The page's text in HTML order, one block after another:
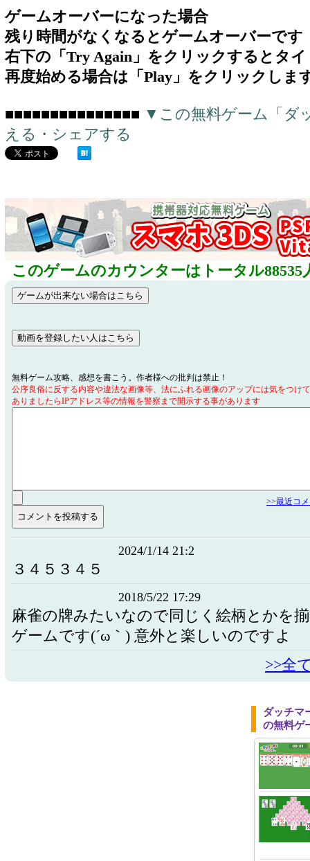
ゲームオーバーになった場合
残り時間がなくなるとゲームオーバーです
右下の「Try Again」をクリックするとタ
再度始める場合は「Play」をクリックしま
■■■■■■■■■■■■■■■ ▼この無料ゲーム「ダ
える・シェアする
このゲームのカウンターはトータル88535
無料ゲーム攻略、感想を書こう。作者様への批判は禁止！
公序良俗に反する内容や違法な画像等、法にふれる画像のアップには気をつけ
ありましたらIPアドレス等の情報を警察まで開示する事があります
>>最近コ
2024/1/14 21:2
３４５３４５
2018/5/22 17:29
麻雀の牌みたいなので同じく絵柄とかを
ゲームです(´ω｀) 意外と楽しいのですよ
>>全
ダッチマ
の無料ゲ